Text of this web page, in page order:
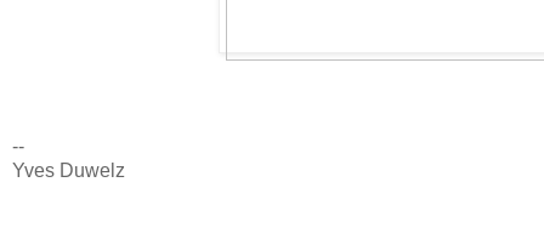
--
Yves Duwelz